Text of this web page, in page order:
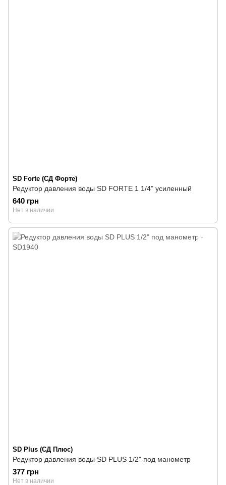
SD Forte (СД Форте)
Редуктор давления воды SD FORTE 1 1/4" усиленный
640 грн
Нет в наличии
SD Plus (СД Плюс)
Редуктор давления воды SD PLUS 1/2" под манометр
377 грн
Нет в наличии